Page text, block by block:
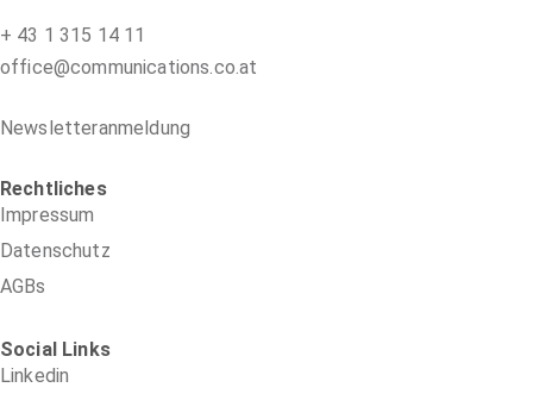
+ 43 1 315 14 11
office@communications.co.at
Newsletteranmeldung
Rechtliches
Impressum
Datenschutz
AGBs
Social Links
Linkedin